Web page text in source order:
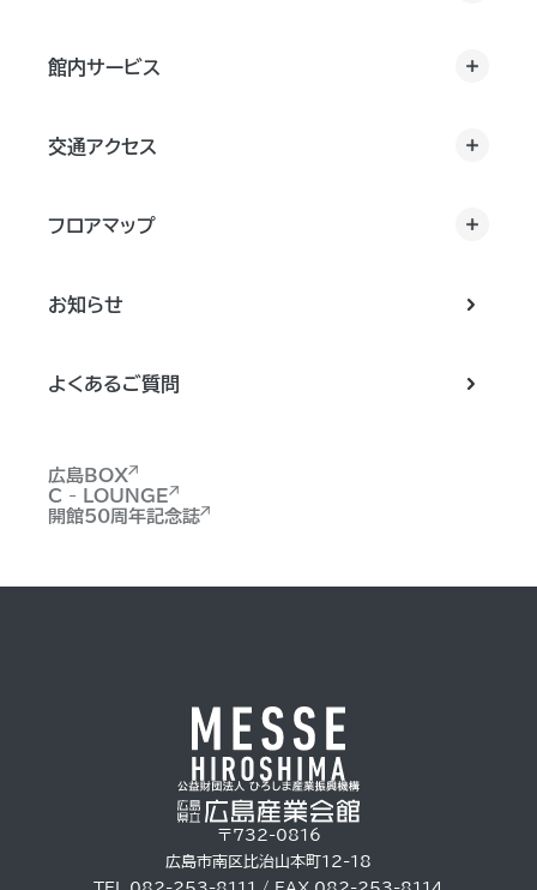
館内サービス
交通アクセス
フロアマップ
お知らせ
よくあるご質問
広島BOX
C - LOUNGE
開館50周年記念誌
〒732-0816
広島市南区比治山本町12-18